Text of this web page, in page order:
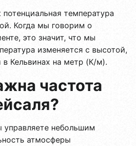
температура
Когда мы говорим о
это значит, что мы
изменяется с высотой,
Кельвинах на метр (К/м).
частота
управляете небольшим
атмосферы